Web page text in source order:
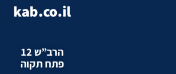
kab.co.il
הרב”ש 12
פתח תקוה